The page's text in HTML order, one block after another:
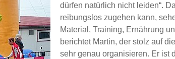
dürfen natürlich nicht leiden“.
reibungslos zugehen kann,
Material, Training, Ernährung
berichtet Martin, der stolz auf
sehr genau organisieren. Er ist